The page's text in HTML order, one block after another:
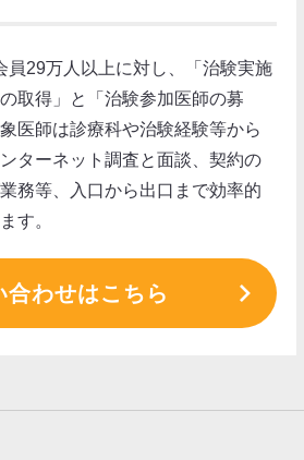
員29万人以上に対し、「治験実施
取得」と「治験参加医師の募
医師は診療科や治験経験等から
ターネット調査と面談、契約の
務等、入口から出口まで効率的
す。
合わせはこちら